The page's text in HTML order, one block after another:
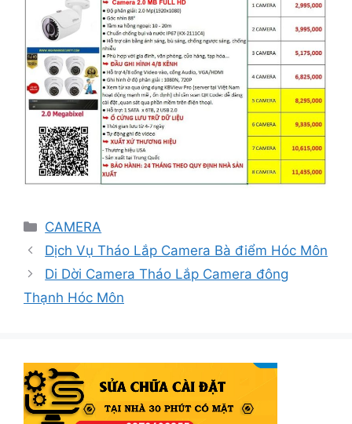
Danh
mục
CAMERA
Dịch Vụ Tháo Lắp Camera Bà điểm Hóc Môn
Di Dời Camera Tháo Lắp Camera đông
Thạnh Hóc Môn